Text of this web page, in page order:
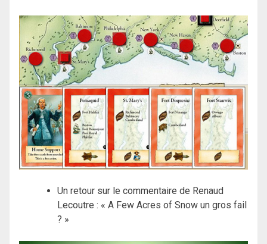
Un retour sur le commentaire de Renaud
Lecoutre : « A Few Acres of Snow un gros fail
? »